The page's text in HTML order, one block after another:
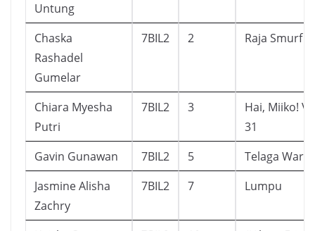
Untung
Chaska
Rashadel
Gumelar
7BIL2 2 Raja Smurf
Chiara Myesha
Putri
7BIL2 3
Hai, Miiko!
31
Gavin Gunawan
7BIL2 5
Telaga
Jasmine Alisha
Zachry
7BIL2 7 Lumpu